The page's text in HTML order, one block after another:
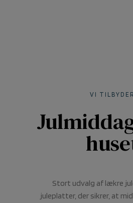
VI TILBYDER
Stort udvalg af lækre
juleplatter, der sikrer, at